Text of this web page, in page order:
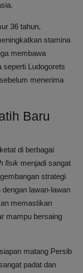
36 tahun,
stamina
membawa
seperti Ludogorets
menerima
Baru
di berbagai
fisik menjadi sangat
strategi
lawan-lawan
memastikan
mampu bersaing
matang Persib
padat dan